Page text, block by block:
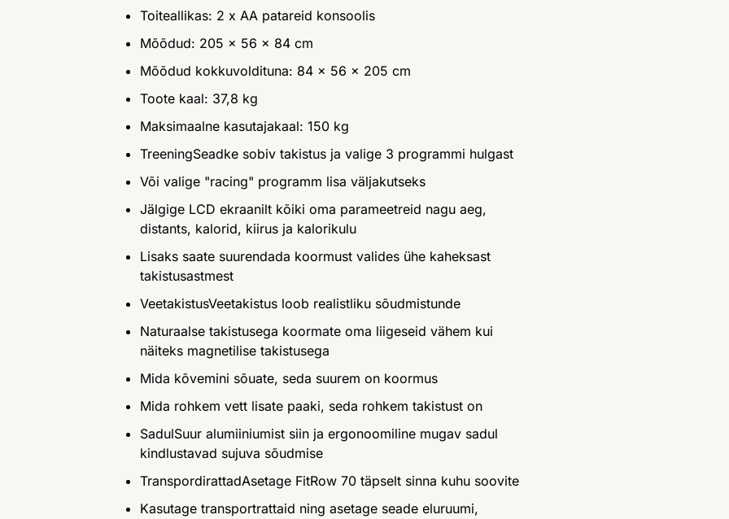
Toiteallikas: 2 x AA patareid konsoolis
Mõõdud: 205 x 56 x 84 cm
Mõõdud kokkuvoldituna: 84 x 56 x 205 cm
Toote kaal: 37,8 kg
Maksimaalne kasutajakaal: 150 kg
TreeningSeadke sobiv takistus ja valige 3 programmi hulgast
Või valige "racing" programm lisa väljakutseks
Jälgige LCD ekraanilt kõiki oma parameetreid nagu aeg,
distants, kalorid, kiirus ja kalorikulu
Lisaks saate suurendada koormust valides ühe kaheksast
takistusastmest
VeetakistusVeetakistus loob realistliku sõudmistunde
Naturaalse takistusega koormate oma liigeseid vähem kui
näiteks magnetilise takistusega
Mida kõvemini sõuate, seda suurem on koormus
Mida rohkem vett lisate paaki, seda rohkem takistust on
SadulSuur alumiiniumist siin ja ergonoomiline mugav sadul
kindlustavad sujuva sõudmise
TranspordirattadAsetage FitRow 70 täpselt sinna kuhu soovite
Kasutage transportrattaid ning asetage seade eluruumi,